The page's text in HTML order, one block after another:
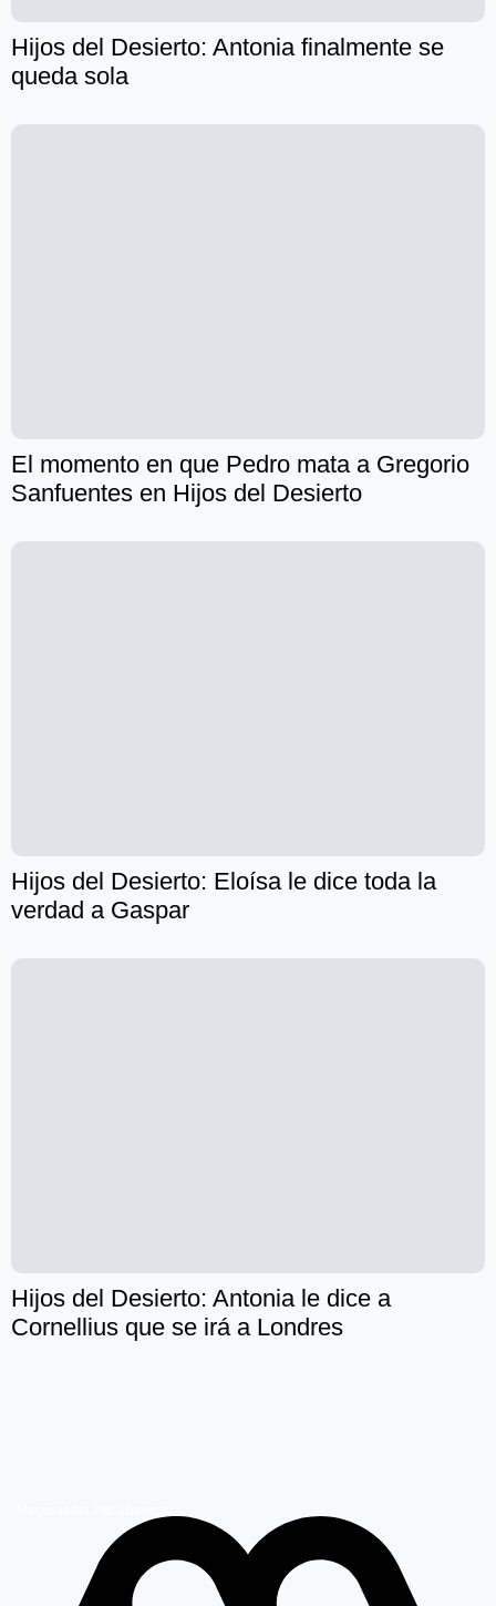
Hijos del Desierto: Antonia finalmente se
queda sola
El momento en que Pedro mata a Gregorio
Sanfuentes en Hijos del Desierto
Hijos del Desierto: Eloísa le dice toda la
verdad a Gaspar
Hijos del Desierto: Antonia le dice a
Cornellius que se irá a Londres